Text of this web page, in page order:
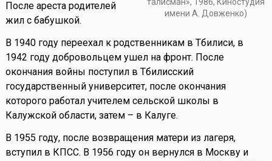
имени А. Довженко)
После ареста родителей
жил с бабушкой.
В 1940 году переехал к родственникам в Тбилиси, в
1942 году добровольцем ушел на фронт. После
окончания войны поступил в Тбилисский
государственный университет, после окончания
которого работал учителем сельской школы в
Калужской области, затем – в Калуге.
В 1955 году, после возвращения матери из лагеря,
вступил в КПСС. В 1956 году он вернулся в Москву и